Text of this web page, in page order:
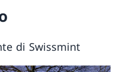
di Swissmint